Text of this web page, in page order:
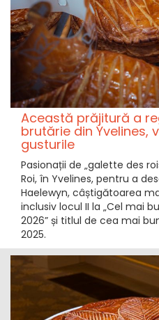
Această prăjitură a
brutărie din Yvelines,
gusturile
Pasionații de „galette des
Roi, în Yvelines, pentru a
Haelewyn, câștigătoarea
inclusiv locul II la „Cel mai
2026” și titlul de cea mai
2025.